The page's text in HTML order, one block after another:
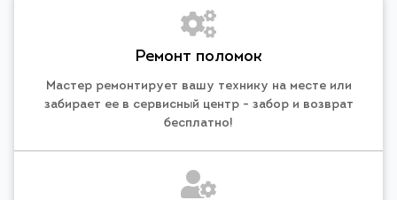
Ремонт поломок
Мастер ремонтирует вашу технику на месте или
забирает ее в сервисный центр - забор и возврат
бесплатно!